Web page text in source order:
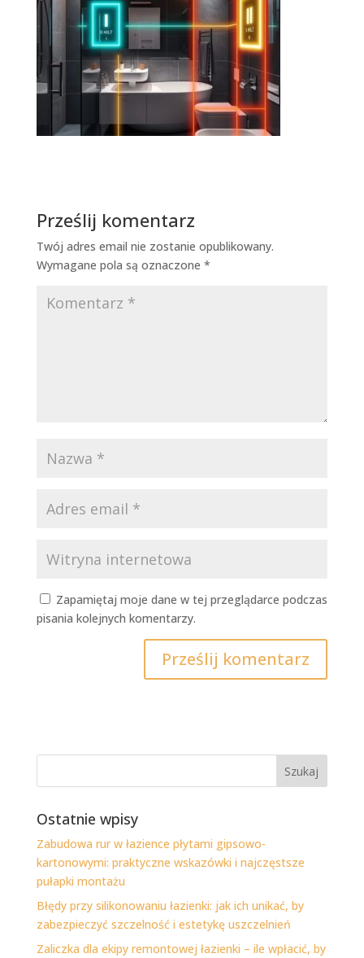
Prześlij komentarz
Twój adres email nie zostanie opublikowany.
Wymagane pola są oznaczone *
Zapamiętaj moje dane w tej przeglądarce podczas
pisania kolejnych komentarzy.
Ostatnie wpisy
Zabudowa rur w łazience płytami gipsowo-
kartonowymi: praktyczne wskazówki i najczęstsze
pułapki montażu
Błędy przy silikonowaniu łazienki: jak ich unikać, by
zabezpieczyć szczelność i estetykę uszczelnień
Zaliczka dla ekipy remontowej łazienki – ile wpłacić, by